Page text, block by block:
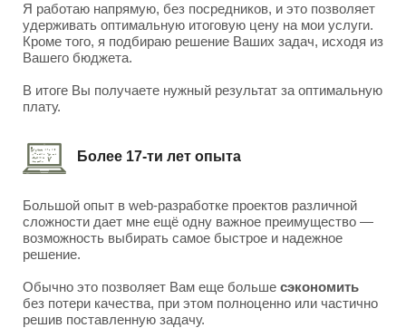
Я работаю напрямую, без посредников, и это позволяет
удерживать оптимальную итоговую цену на мои услуги.
Кроме того, я подбираю решение Ваших задач, исходя из
Вашего бюджета.
В итоге Вы получаете нужный результат за оптимальную
плату.
Более 17-ти лет опыта
Большой опыт в web-разработке проектов различной
сложности дает мне ещё одну важное преимущество —
возможность выбирать самое быстрое и надежное
решение.
Обычно это позволяет Вам еще больше сэкономить
без потери качества, при этом полноценно или частично
решив поставленную задачу.